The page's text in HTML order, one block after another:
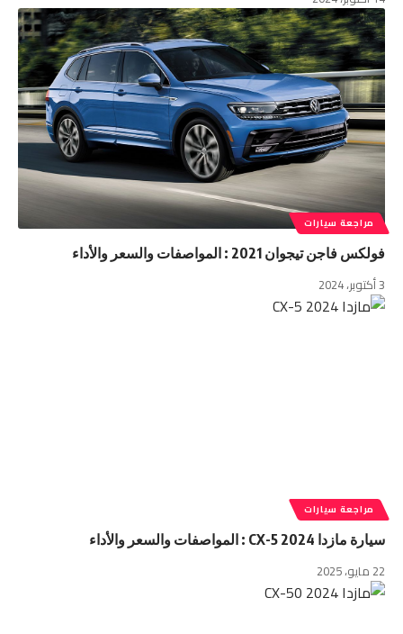
مراجعة سيارات
فولكس فاجن تيجوان 2021 : المواصفات والسعر والأداء
3 أكتوبر، 2024
مراجعة سيارات
سيارة مازدا CX-5 2024 : المواصفات والسعر والأداء
22 مايو، 2025